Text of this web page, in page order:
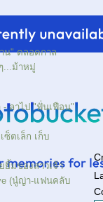
น" ตลอดกาล
...ม้าหมู่
- ลาไป "ฟั่นเฟือน"
ซ็ตเล็ก เก็บ
ยิ้มของสาวเจ้า
(นู๋ญ่า-แฟนคลับ